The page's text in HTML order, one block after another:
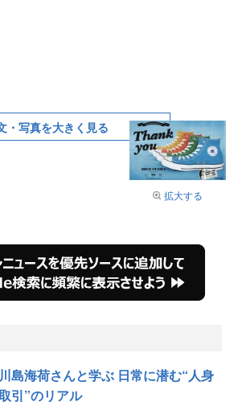
拡大する
・写真を大きく見る
川島海荷さんと学ぶ 日常に潜む“人身
引”のリアル